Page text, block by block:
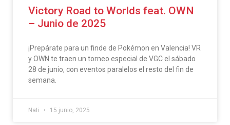
Victory Road to Worlds feat. OWN
– Junio de 2025
¡Prepárate para un finde de Pokémon en Valencia! VR
y OWN te traen un torneo especial de VGC el sábado
28 de junio, con eventos paralelos el resto del fin de
semana.
Nati 15 junio, 2025